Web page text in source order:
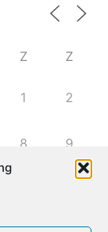
Z Z
1 2
8 9